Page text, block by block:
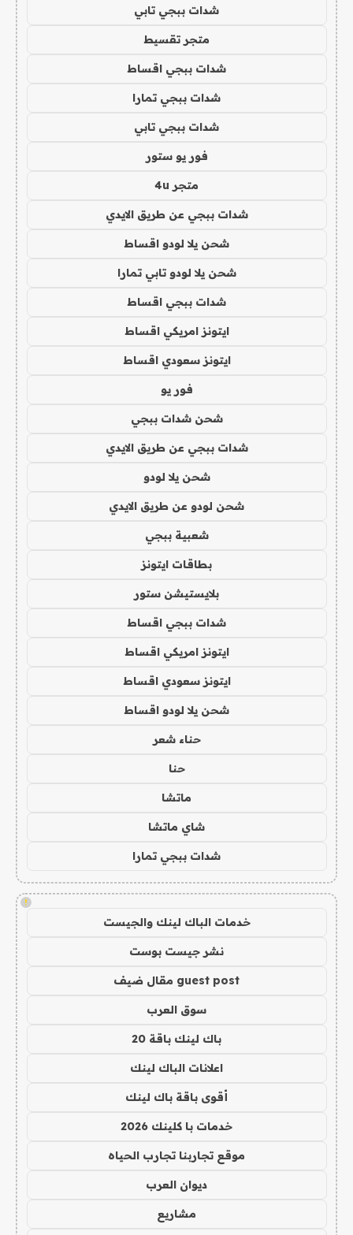
شدات ببجي تابي
متجر تقسيط
شدات ببجي اقساط
شدات ببجي تمارا
شدات ببجي تابي
فور يو ستور
متجر 4u
شدات ببجي عن طريق الايدي
شحن يلا لودو اقساط
شحن يلا لودو تابي تمارا
شدات ببجي اقساط
ايتونز امريكي اقساط
ايتونز سعودي اقساط
فور يو
شحن شدات ببجي
شدات ببجي عن طريق الايدي
شحن يلا لودو
شحن لودو عن طريق الايدي
شعبية ببجي
بطاقات ايتونز
بلايستيشن ستور
شدات ببجي اقساط
ايتونز امريكي اقساط
ايتونز سعودي اقساط
شحن يلا لودو اقساط
حناء شعر
حنا
ماتشا
شاي ماتشا
شدات ببجي تمارا
!
خدمات الباك لينك والجيست
نشر جيست بوست
guest post مقال ضيف
سوق العرب
باك لينك باقة 20
اعلانات الباك لينك
أقوى باقة باك لينك
خدمات با كلينك 2026
موقع تجاربنا تجارب الحياه
ديوان العرب
مشاريع